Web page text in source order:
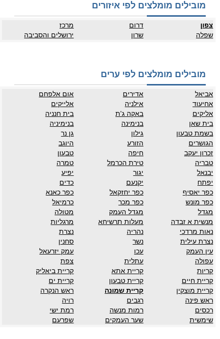
מובילים מומלצים לפי איזורים
צפון דרום
מרכז
שפלה
שרון ירושלים והסביבה
מובילים מומלצים לפי ערים
אביאל אדירים
אום אלפחם
אחיעוד
אילניה
אלייקים
אליקים
באקה ג'ת
בית חנניה
בית שאן
בנימינה
בנימיניה
בשמת טבעון
גילון
גן נר
הגושרים
הזורע
היוגב
זכרון יעקב
חיפה
טבעון
טבריה
טירת הכרמל
טמרה
יבנאל
יגור
יפיע
יפתח
יקנעם
כדים
כפר יאסיף
כפר יחזקאל
כפר כאנא
כפר מונש
כפר מכר
כרמיאל
מגדל
מגדל העמק
מטולה
מנשית א זבדה
מעלות תרשיחא
מרגליות
נאות מרדכי
נהריה
נצרת
נצרת עילית
נשר
סחנין
עין העמק
עכו
עמק יזרעאל
עפולה
עתלית
צפת
קריות
קריית אתא
קריית ביאליק
קריית חיים
קריית טבעון
קריית ים
קריית מוצקין
קריית שמונה
ראש הנקרה
ראש פינה
רגבים
רויה
רכסים
רמות מנשה
רמת ישי
שימשית
שער העמקים שפרעם